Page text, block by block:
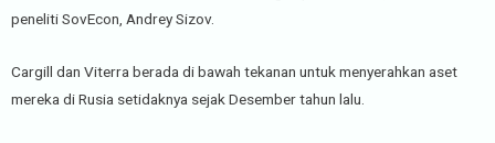
peneliti SovEcon, Andrey Sizov.
Cargill dan Viterra berada di bawah tekanan untuk menyerahkan aset
mereka di Rusia setidaknya sejak Desember tahun lalu.